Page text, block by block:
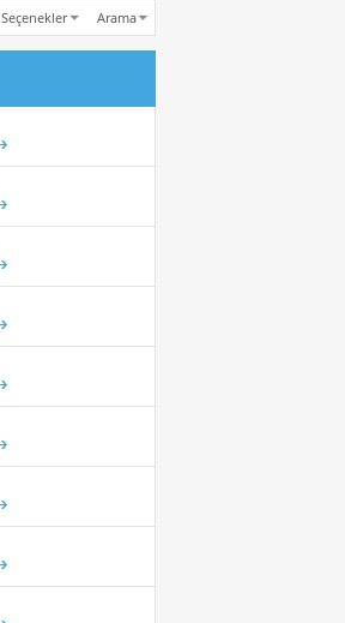
Seçenekler Arama